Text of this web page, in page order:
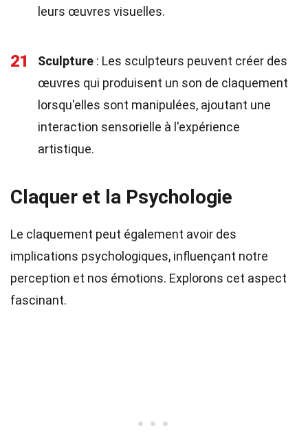
leurs œuvres visuelles.
21 Sculpture : Les sculpteurs peuvent créer des
œuvres qui produisent un son de claquement
lorsqu'elles sont manipulées, ajoutant une
interaction sensorielle à l'expérience
artistique.
Claquer et la Psychologie
Le claquement peut également avoir des
implications psychologiques, influençant notre
perception et nos émotions. Explorons cet aspect
fascinant.